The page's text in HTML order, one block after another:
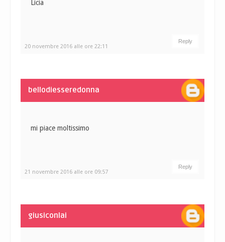
20 novembre 2016 alle ore 22:11
Licia
Reply
bellodiesseredonna
21 novembre 2016 alle ore 09:57
mi piace moltissimo
Reply
giusiconlai